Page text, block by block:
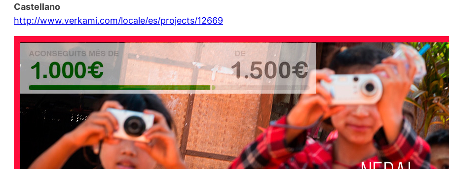
Castellano
http://www.verkami.com/locale/es/projects/12669